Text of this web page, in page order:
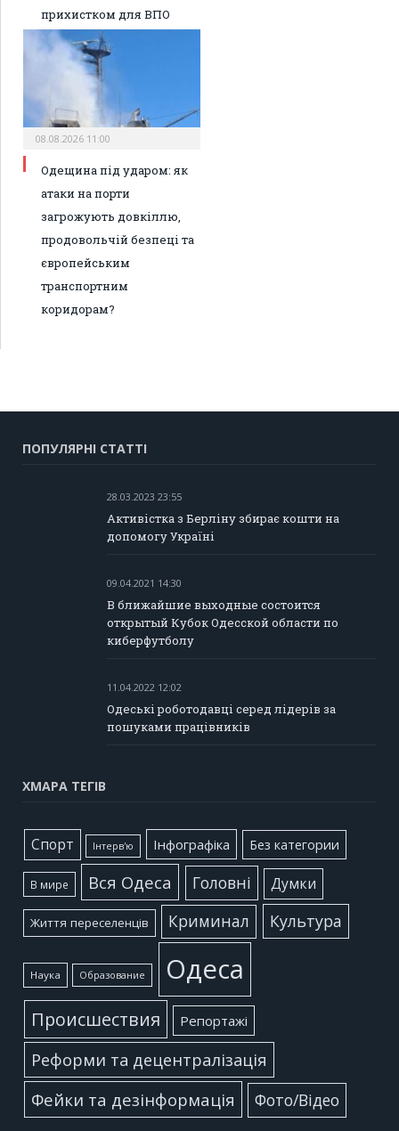
прихистком для ВПО
08.08.2026 11:00
Одещина під ударом: як
атаки на порти
загрожують довкіллю,
продовольчій безпеці та
європейським
транспортним
коридорам?
ПОПУЛЯРНІ СТАТТІ
28.03.2023 23:55
Активістка з Берліну збирає кошти на
допомогу Україні
09.04.2021 14:30
В ближайшие выходные состоится
открытый Кубок Одесской области по
киберфутболу
11.04.2022 12:02
Одеські роботодавці серед лідерів за
пошуками працівників
ХМАРА ТЕГІВ
Cпорт Інтерв'ю Інфографіка Без категории
В мире Вся Одеса Головні Думки
Життя переселенців Криминал Культура
Наука Образование Одеса
Происшествия Репортажі
Реформи та децентралізація
Фейки та дезінформація
Фото/Відео